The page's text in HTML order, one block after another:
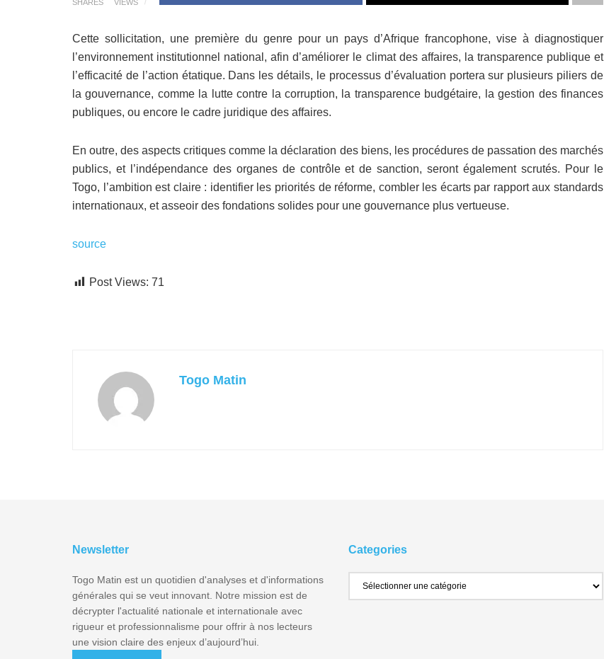
SHARES VIEWS
Cette sollicitation, une première du genre pour un pays d’Afrique francophone, vise à diagnostiquer
l’environnement institutionnel national, afin d’améliorer le climat des affaires, la transparence publique et
l’efficacité de l’action étatique. Dans les détails, le processus d’évaluation portera sur plusieurs piliers de
la gouvernance, comme la lutte contre la corruption, la transparence budgétaire, la gestion des finances
publiques, ou encore le cadre juridique des affaires.
En outre, des aspects critiques comme la déclaration des biens, les procédures de passation des marchés
publics, et l’indépendance des organes de contrôle et de sanction, seront également scrutés. Pour le
Togo, l’ambition est claire : identifier les priorités de réforme, combler les écarts par rapport aux standards
internationaux, et asseoir des fondations solides pour une gouvernance plus vertueuse.
source
Post Views: 71
Togo Matin
Newsletter
Togo Matin est un quotidien d'analyses et d'informations
générales qui se veut innovant. Notre mission est de
décrypter l'actualité nationale et internationale avec
rigueur et professionnalisme pour offrir à nos lecteurs
une vision claire des enjeux d’aujourd’hui.
Categories